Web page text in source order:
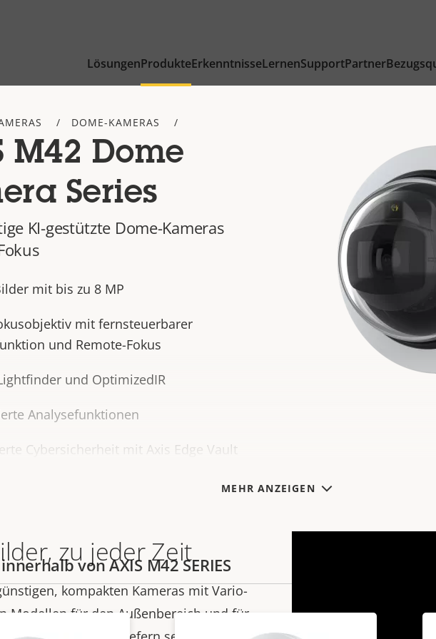
LösungenProdukteErkenntnisseLernenSupportPartner
DOME-KAMERAS
MEHR ANZEIGEN
M42 Dome
Series
KI-gestützte Dome-Kameras
mit bis zu 8 MP
mit fernsteuerbarer
und Remote-Fokus
und OptimizedIR
Analysefunktionen
Cybersicherheit mit Axis Edge Vault
zu jeder Zeit
kompakten Kameras mit Vario-
Modellen für den Außenbereich und für
von AXIS M42 SERIES